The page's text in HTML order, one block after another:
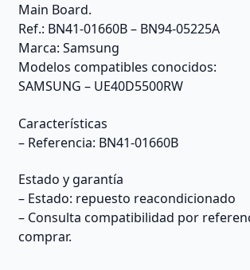
Main Board.
Ref.: BN41-01660B – BN94-05225A
Marca: Samsung
Modelos compatibles conocidos:
SAMSUNG – UE40D5500RW
Características
– Referencia: BN41-01660B
Estado y garantía
– Estado: repuesto reacondicionado
– Consulta compatibilidad por
comprar.